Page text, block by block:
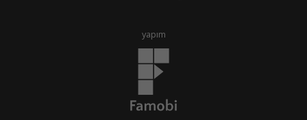
yapım